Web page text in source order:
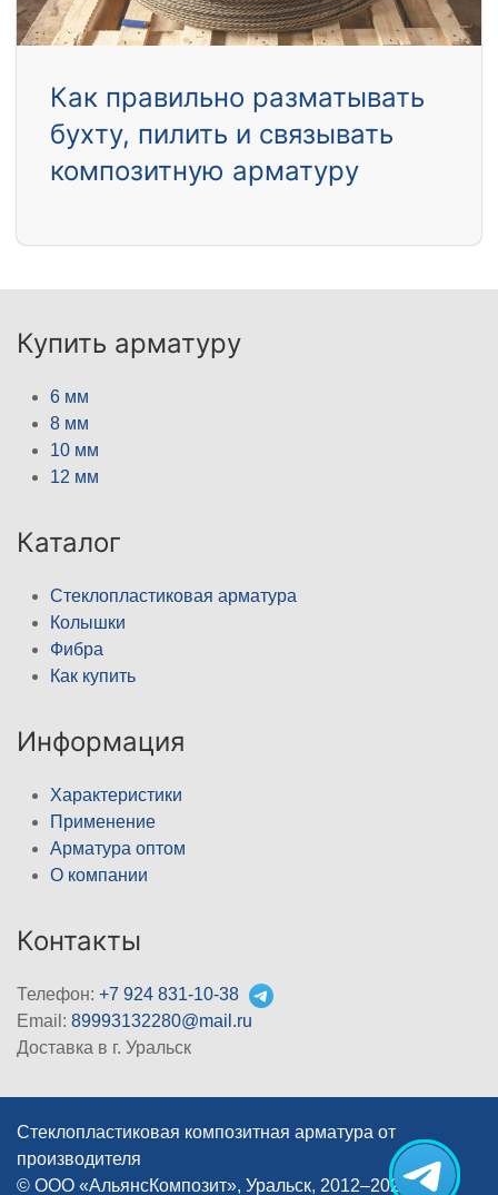
Как правильно разматывать
бухту, пилить и связывать
композитную арматуру
Купить арматуру
6 мм
8 мм
10 мм
12 мм
Каталог
Стеклопластиковая арматура
Колышки
Фибра
Как купить
Информация
Характеристики
Применение
Арматура оптом
О компании
Контакты
Телефон: +7 924 831-10-38
Email: 89993132280@mail.ru
Доставка в г. Уральск
Стеклопластиковая композитная арматура от
производителя
© ООО «АльянсКомпозит», Уральск, 2012–2026
|